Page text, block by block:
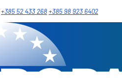
+385 52 433 268+385 98 923 6402